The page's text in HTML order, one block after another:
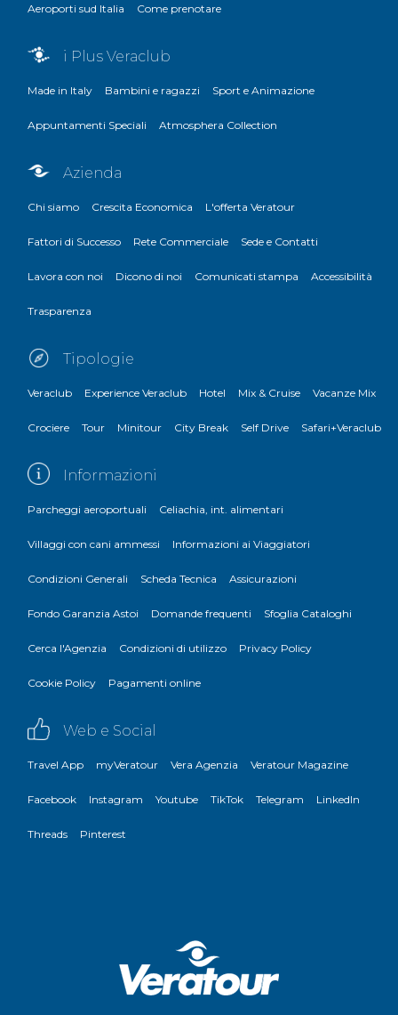
Aeroporti sud Italia Come prenotare
i Plus Veraclub
Made in Italy Bambini e ragazzi Sport e Animazione
Appuntamenti Speciali Atmosphera Collection
Azienda
Chi siamo Crescita Economica L'offerta Veratour
Fattori di Successo Rete Commerciale Sede e Contatti
Lavora con noi Dicono di noi Comunicati stampa Accessibilità
Trasparenza
Tipologie
Veraclub Experience Veraclub Hotel Mix & Cruise Vacanze Mix
Crociere Tour Minitour City Break Self Drive Safari+Veraclub
Informazioni
Parcheggi aeroportuali Celiachia, int. alimentari
Villaggi con cani ammessi Informazioni ai Viaggiatori
Condizioni Generali Scheda Tecnica Assicurazioni
Fondo Garanzia Astoi Domande frequenti Sfoglia Cataloghi
Cerca l'Agenzia Condizioni di utilizzo Privacy Policy
Cookie Policy Pagamenti online
Web e Social
Travel App myVeratour Vera Agenzia Veratour Magazine
Facebook Instagram Youtube TikTok Telegram LinkedIn
Threads Pinterest